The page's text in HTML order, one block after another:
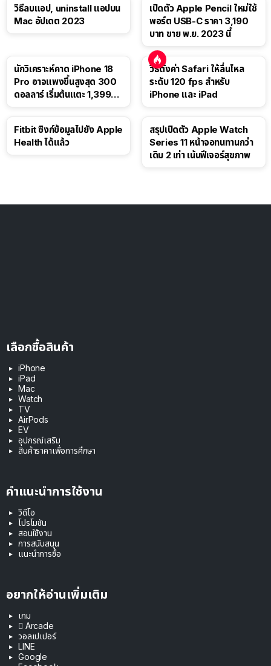
วิธีลบแอป, uninstall แอปบน
Mac อัปเดต 2023
เปิดตัว Apple Pencil ใหม่ใช้
พอร์ต USB-C ราคา 3,190
บาท ขาย พ.ย. 2023 นี้
นักวิเคราะห์คาด iPhone 18
Pro อาจแพงขึ้นสูงสุด 300
ดอลลาร์ เริ่มต้นแตะ 1,399
วิธีตั้งค่า Safari ให้ลื่นไหล
ระดับ 120 fps สำหรับ
iPhone และ iPad
Fitbit ซิงก์ข้อมูลไปยัง Apple
Health ได้แล้ว
สรุปเปิดตัว Apple Watch
Series 11 หน้าจอทนทานกว่า
เดิม 2 เท่า เน้นฟีเจอร์สุขภาพ
เลือกซื้อสินค้า
iPhone
iPad
Mac
Watch
TV
AirPods
EV
อุปกรณ์เสริม
สินค้าราคาเพื่อการศึกษา
คำแนะนำการใช้งาน
วิดีโอ
โปรโมชัน
สอนใช้งาน
การสนับสนุน
แนะนำการซื้อ
อยากให้อ่านเพิ่มเติม
เกม
 Arcade
วอลเปเปอร์
LINE
Google